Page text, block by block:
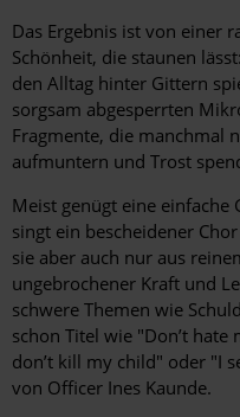
Das Ergebnis ist von einer
Schönheit, die staunen
den Alltag hinter Gittern
sorgsam abgesperrten
Fragmente, die manchmal
aufmuntern und Trost
Meist genügt eine
singt ein bescheidener
sie aber auch nur aus
ungebrochener Kraft und
schwere Themen wie
schon Titel wie "Don’t hate
don’t kill my child" oder "I
von Officer Ines Kaunde.